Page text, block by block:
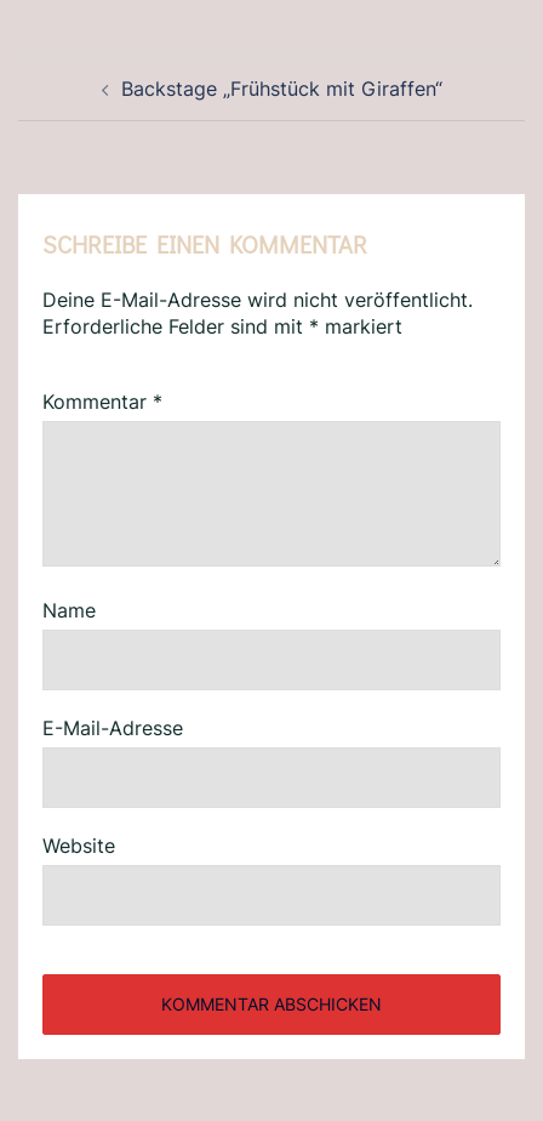
Backstage „Frühstück mit Giraffen“
SCHREIBE EINEN KOMMENTAR
Deine E-Mail-Adresse wird nicht veröffentlicht.
Erforderliche Felder sind mit * markiert
Kommentar *
Name
E-Mail-Adresse
Website